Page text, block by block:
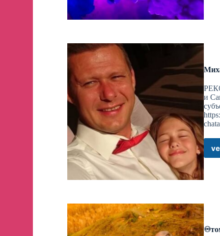
4★ • Карточка прокачка нового светового
• После падения Гармонии
— Тип: 🗿 [Эрудиция]
— Редкость:
Способ получения:Гача
Утечка от HHW
Оформление отRiley_Centurion
#световой_конус #обновление2_3
— Сливы от Бледной: ХСР —
2.3 • Новые реликвии и планарные
| Перевод любительский и может содержать в
Утечка от Dimbreath и Firefly Lover
Оформление отRiley_Centurion
и